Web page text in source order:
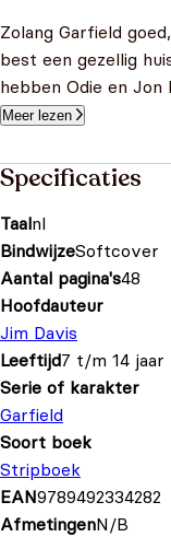
Zolang Garfield
best een gezellig
hebben Odie en
Meer lezen
Specificaties
Taalnl
BindwijzeSoftcover
Aantal pagina's48
Hoofdauteur
Jim Davis
Leeftijd7 t/m 14 jaar
Serie of karakter
Garfield
Soort boek
Stripboek
EAN9789492334282
AfmetingenN/B